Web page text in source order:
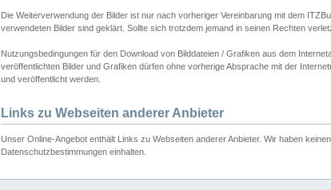
Die Weiterverwendung der Bilder ist nur nach vorheriger Vereinbarung mit dem
verwendeten Bilder sind geklärt. Sollte sich trotzdem jemand in seinen Rechten
Nutzungsbedingungen für den Download von Bilddateien / Grafiken aus dem
veröffentlichten Bilder und Grafiken dürfen ohne vorherige Absprache mit der
und veröffentlicht werden.
Links zu Webseiten anderer Anbieter
Unser Online-Angebot enthält Links zu Webseiten anderer Anbieter. Wir haben
Datenschutzbestimmungen einhalten.